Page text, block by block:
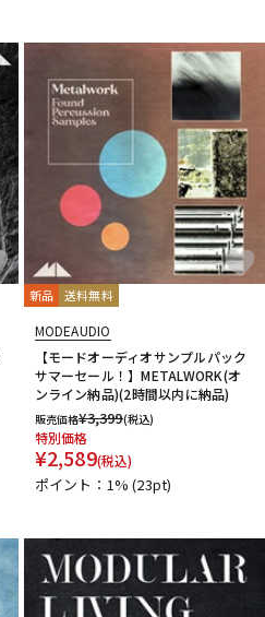
新品 送料無料
MODEAUDIO
【モードオーディオサンプルパック
サマーセール！】METALWORK(オ
ンライン納品)(2時間以内に納品)
販売価格¥3,399(税込)
特別価格
¥2,589(税込)
ポイント：1%(23pt)